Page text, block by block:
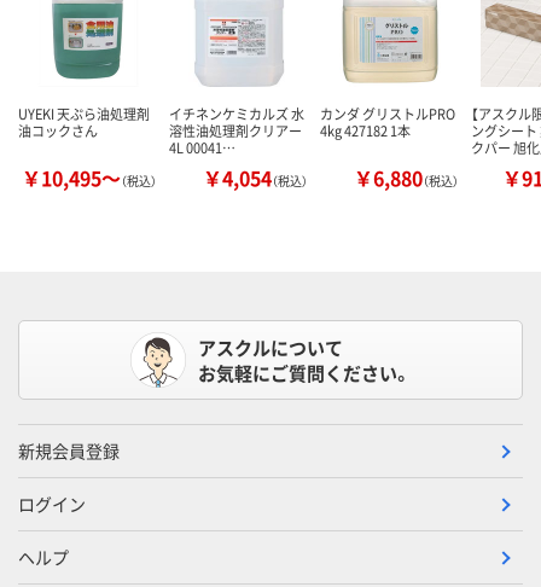
UYEKI 天ぷら油処理剤
油コックさん
￥10,495～（税込）
イチネンケミカルズ 水
溶性油処理剤クリアー
4L 00041…
￥4,054（税込）
カンダ グリストルPRO
4kg 427182 1本
￥6,880（税込）
【アスクル
ングシー
クパー 旭
￥
アスクルについて
お気軽にご質問ください。
新規会員登録
ログイン
ヘルプ